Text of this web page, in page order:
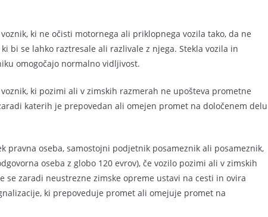
ki ne očisti motornega ali priklopnega vozila tako, da ne
bi se lahko raztresale ali razlivale z njega. Stekla vozila in
omogočajo normalno vidljivost.
ki pozimi ali v zimskih razmerah ne upošteva prometne
katerih je prepovedan ali omejen promet na določenem delu
pravna oseba, samostojni podjetnik posameznik ali posameznik,
oseba z globo 120 evrov), če vozilo pozimi ali v zimskih
se zaradi neustrezne zimske opreme ustavi na cesti in ovira
ki prepoveduje promet ali omejuje promet na